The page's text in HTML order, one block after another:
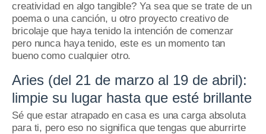
creatividad en algo tangible? Ya sea que se trate de un
poema o una canción, u otro proyecto creativo de
bricolaje que haya tenido la intención de comenzar
pero nunca haya tenido, este es un momento tan
bueno como cualquier otro.
Aries (del 21 de marzo al 19 de abril):
limpie su lugar hasta que esté brillante
Sé que estar atrapado en casa es una carga absoluta
para ti, pero eso no significa que tengas que aburrirte